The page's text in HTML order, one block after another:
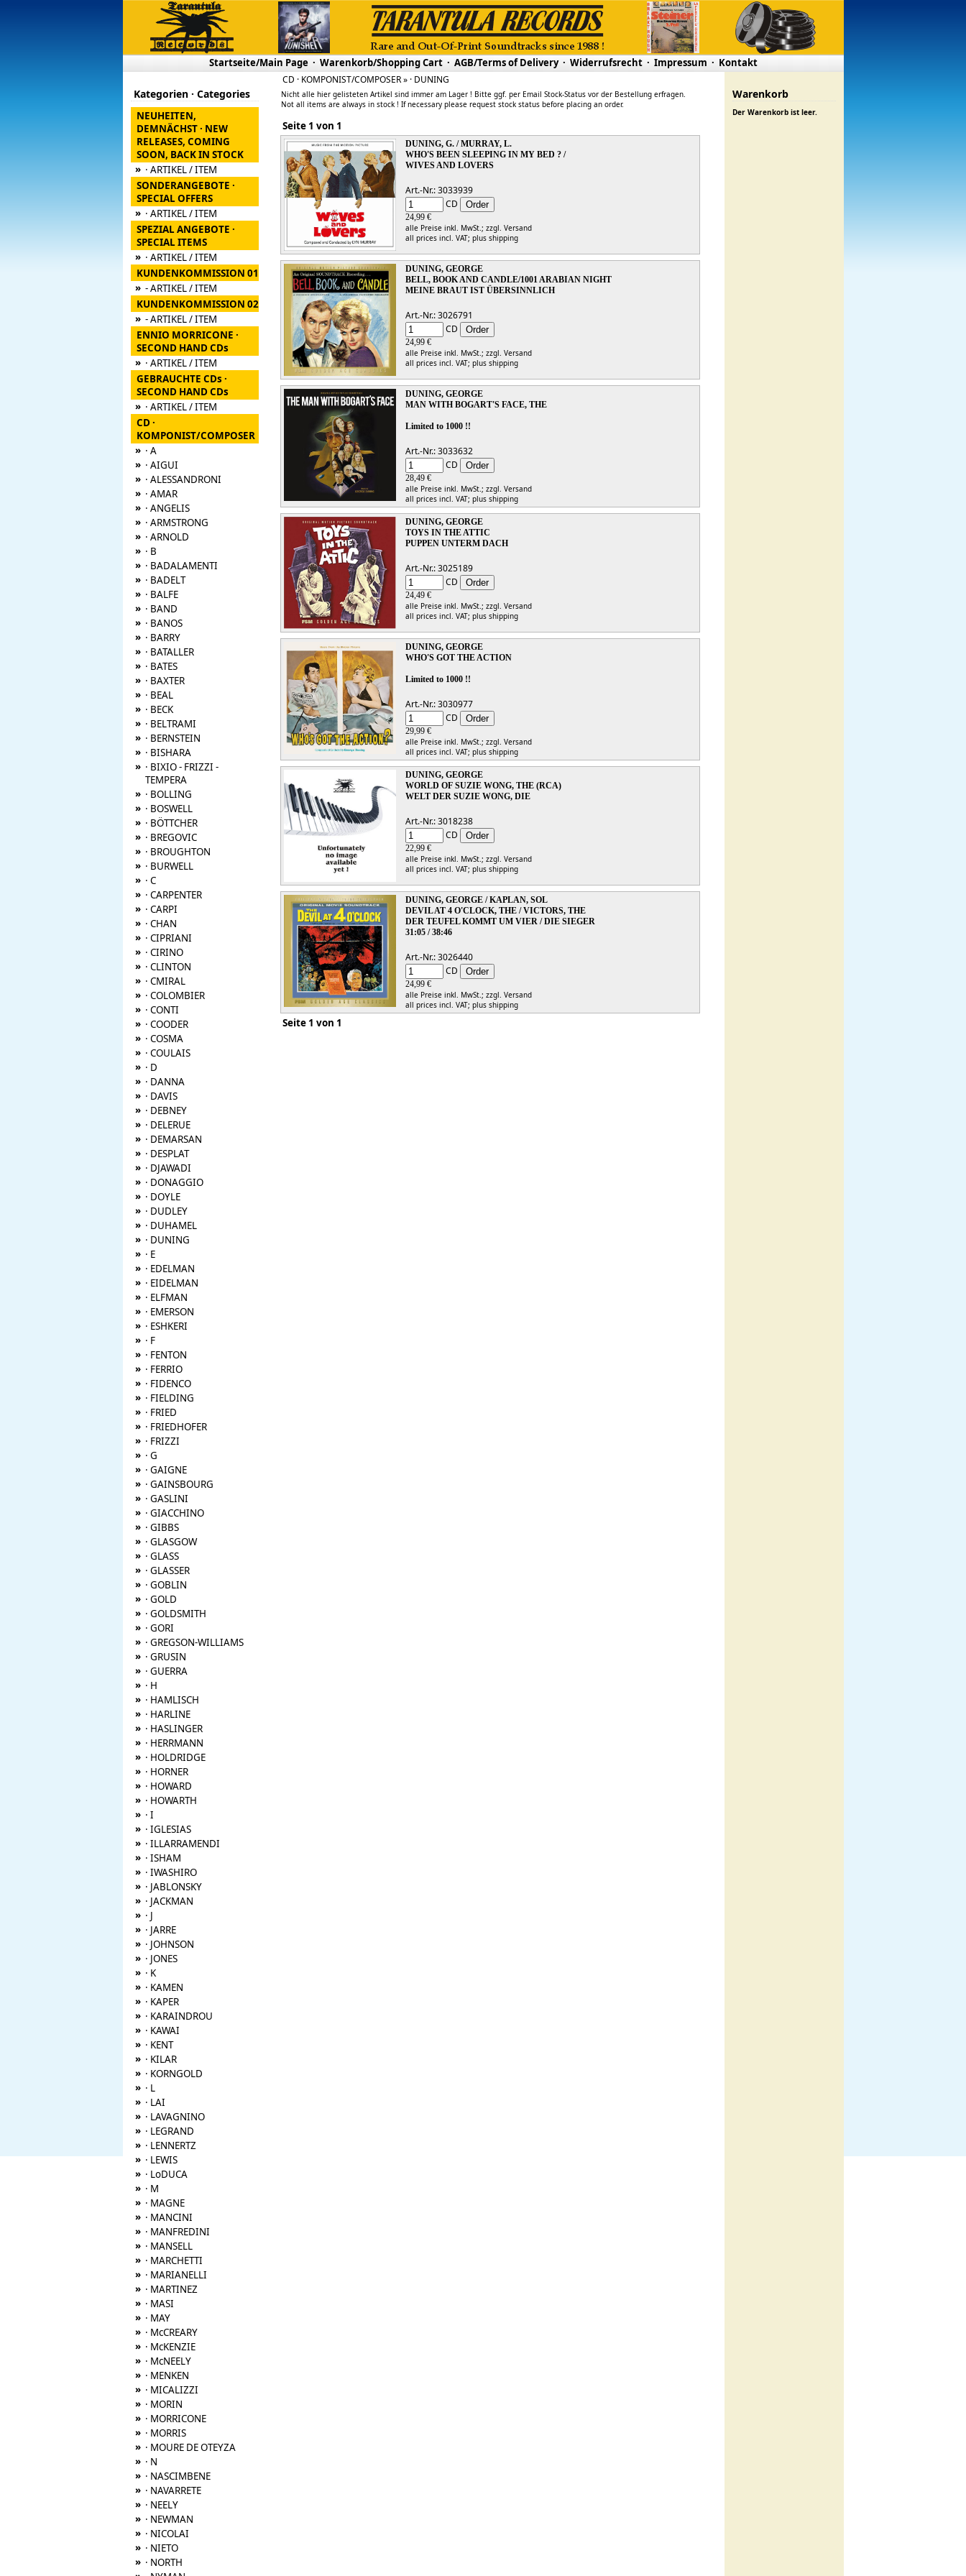
Startseite/Main Page· Warenkorb/Shopping Cart· AGB/Terms of Delivery· Widerrufsrecht· Impressum · Kontakt
Kategorien · Categories
NEUHEITEN,
DEMNÄCHST · NEW
RELEASES, COMING
SOON, BACK IN STOCK
» · ARTIKEL / ITEM
SONDERANGEBOTE ·
SPECIAL OFFERS
» · ARTIKEL / ITEM
SPEZIAL ANGEBOTE ·
SPECIAL ITEMS
» · ARTIKEL / ITEM
KUNDENKOMMISSION 01
» - ARTIKEL / ITEM
KUNDENKOMMISSION 02
» - ARTIKEL / ITEM
ENNIO MORRICONE ·
SECOND HAND CDs
» · ARTIKEL / ITEM
GEBRAUCHTE CDs ·
SECOND HAND CDs
» · ARTIKEL / ITEM
CD ·
KOMPONIST/COMPOSER
» · A
» · AIGUI
» · ALESSANDRONI
» · AMAR
» · ANGELIS
» · ARMSTRONG
» · ARNOLD
» · B
» · BADALAMENTI
» · BADELT
» · BALFE
» · BAND
» · BANOS
» · BARRY
» · BATALLER
» · BATES
» · BAXTER
» · BEAL
» · BECK
» · BELTRAMI
» · BERNSTEIN
» · BISHARA
» · BIXIO - FRIZZI -
TEMPERA
» · BOLLING
» · BOSWELL
» · BÖTTCHER
» · BREGOVIC
» · BROUGHTON
» · BURWELL
» · C
» · CARPENTER
» · CARPI
» · CHAN
» · CIPRIANI
» · CIRINO
» · CLINTON
» · CMIRAL
» · COLOMBIER
» · CONTI
» · COODER
» · COSMA
» · COULAIS
» · D
» · DANNA
» · DAVIS
» · DEBNEY
» · DELERUE
» · DEMARSAN
» · DESPLAT
» · DJAWADI
» · DONAGGIO
» · DOYLE
» · DUDLEY
» · DUHAMEL
» · DUNING
» · E
» · EDELMAN
» · EIDELMAN
» · ELFMAN
» · EMERSON
» · ESHKERI
» · F
» · FENTON
» · FERRIO
» · FIDENCO
» · FIELDING
» · FRIED
» · FRIEDHOFER
» · FRIZZI
» · G
» · GAIGNE
» · GAINSBOURG
» · GASLINI
» · GIACCHINO
» · GIBBS
» · GLASGOW
» · GLASS
» · GLASSER
» · GOBLIN
» · GOLD
» · GOLDSMITH
» · GORI
» · GREGSON-WILLIAMS
» · GRUSIN
» · GUERRA
» · H
» · HAMLISCH
» · HARLINE
» · HASLINGER
» · HERRMANN
» · HOLDRIDGE
» · HORNER
» · HOWARD
» · HOWARTH
» · I
» · IGLESIAS
» · ILLARRAMENDI
» · ISHAM
» · IWASHIRO
» · JABLONSKY
» · JACKMAN
» · J
» · JARRE
» · JOHNSON
» · JONES
» · K
» · KAMEN
» · KAPER
» · KARAINDROU
» · KAWAI
» · KENT
» · KILAR
» · KORNGOLD
» · L
» · LAI
» · LAVAGNINO
» · LEGRAND
» · LENNERTZ
» · LEWIS
» · LoDUCA
» · M
» · MAGNE
» · MANCINI
» · MANFREDINI
» · MANSELL
» · MARCHETTI
» · MARIANELLI
» · MARTINEZ
» · MASI
» · MAY
» · McCREARY
» · McKENZIE
» · McNEELY
» · MENKEN
» · MICALIZZI
» · MORIN
» · MORRICONE
» · MORRIS
» · MOURE DE OTEYZA
» · N
» · NASCIMBENE
» · NAVARRETE
» · NEELY
» · NEWMAN
» · NICOLAI
» · NIETO
» · NORTH
CD · KOMPONIST/COMPOSER » · DUNING
Nicht alle hier gelisteten Artikel sind immer am Lager ! Bitte ggf. per Email Stock-Status vor der Bestellung erfragen.
Not all items are always in stock ! If necessary please request stock status before placing an order.
Seite 1 von 1
DUNING, G. / MURRAY, L.
WHO'S BEEN SLEEPING IN MY BED ? /
WIVES AND LOVERS
Art.-Nr.: 3033939
CD
24,99 €
alle Preise inkl. MwSt.; zzgl. Versand
all prices incl. VAT; plus shipping
DUNING, GEORGE
BELL, BOOK AND CANDLE/1001 ARABIAN NIGHT
MEINE BRAUT IST ÜBERSINNLICH
Art.-Nr.: 3026791
CD
24,99 €
alle Preise inkl. MwSt.; zzgl. Versand
all prices incl. VAT; plus shipping
DUNING, GEORGE
MAN WITH BOGART'S FACE, THE
Limited to 1000 !!
Art.-Nr.: 3033632
CD
28,49 €
alle Preise inkl. MwSt.; zzgl. Versand
all prices incl. VAT; plus shipping
DUNING, GEORGE
TOYS IN THE ATTIC
PUPPEN UNTERM DACH
Art.-Nr.: 3025189
CD
24,49 €
alle Preise inkl. MwSt.; zzgl. Versand
all prices incl. VAT; plus shipping
DUNING, GEORGE
WHO'S GOT THE ACTION
Limited to 1000 !!
Art.-Nr.: 3030977
CD
29,99 €
alle Preise inkl. MwSt.; zzgl. Versand
all prices incl. VAT; plus shipping
DUNING, GEORGE
WORLD OF SUZIE WONG, THE (RCA)
WELT DER SUZIE WONG, DIE
Art.-Nr.: 3018238
CD
22,99 €
alle Preise inkl. MwSt.; zzgl. Versand
all prices incl. VAT; plus shipping
DUNING, GEORGE / KAPLAN, SOL
DEVIL AT 4 O'CLOCK, THE / VICTORS, THE
DER TEUFEL KOMMT UM VIER / DIE SIEGER
31:05 / 38:46
Art.-Nr.: 3026440
CD
24,99 €
alle Preise inkl. MwSt.; zzgl. Versand
all prices incl. VAT; plus shipping
Seite 1 von 1
Warenkorb
Der Warenkorb ist leer.